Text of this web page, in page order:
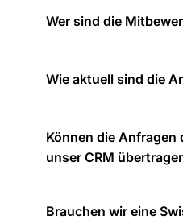
Wer sind die
Wie aktuell sind die
Können die Anfragen
unser CRM
Brauchen wir eine